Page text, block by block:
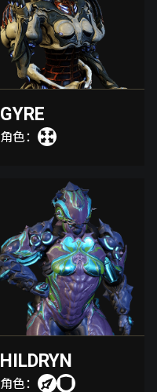
GYRE
角色：
HILDRYN
角色：